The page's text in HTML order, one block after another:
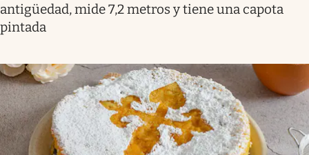
antigüedad, mide 7,2 metros y tiene una capota
pintada